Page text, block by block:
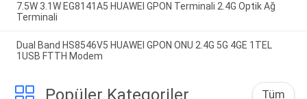
7.5W 3.1W EG8141A5 HUAWEI GPON Terminali 2.4G Optik Ağ
Terminali
Dual Band HS8546V5 HUAWEI GPON ONU 2.4G 5G 4GE 1TEL
1USB FTTH Modem
Popüler Kategoriler Tüm